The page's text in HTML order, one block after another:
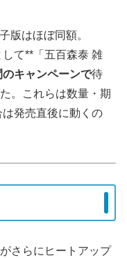
版はほぼ同額。
て**「五百森泰 雑
キャンペーンで待
。これらは数量・期
発売直後に動くの
さらにヒートアップ